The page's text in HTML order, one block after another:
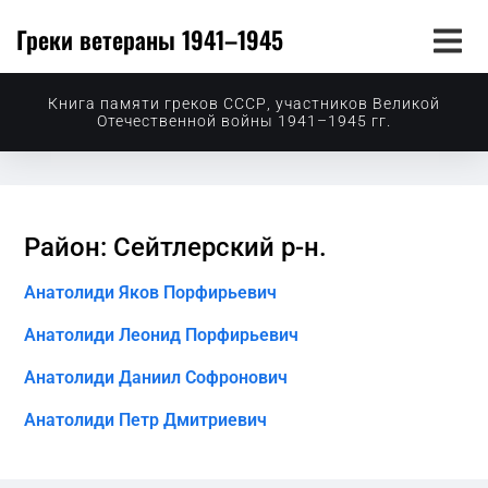
Греки ветераны 1941–1945
Книга памяти греков СССР, участников Великой
Отечественной войны 1941–1945 гг.
Район: Сейтлерский р-н.
Анатолиди Яков Порфирьевич
Анатолиди Леонид Порфирьевич
Анатолиди Даниил Софронович
Анатолиди Петр Дмитриевич